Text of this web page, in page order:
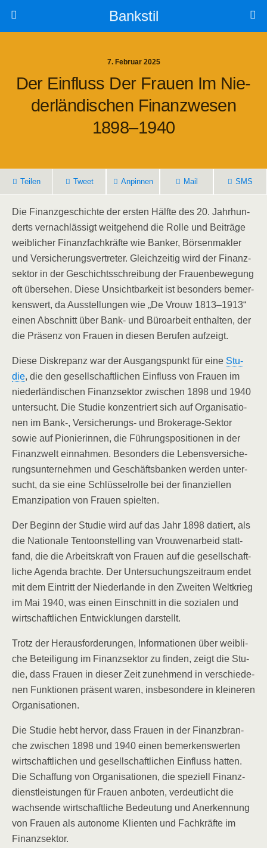
Bankstil
7. Februar 2025
Der Ein­fluss Der Frau­en Im Nie­
Der­län­di­schen Finanz­we­sen
1898–1940
Tei­len Tweet Anpin­nen Mail SMS
Die Finanz­ge­schich­te der ers­ten Hälf­te des 20. Jahr­hun­
derts ver­nach­läs­sigt weit­ge­hend die Rol­le und Bei­trä­ge
weib­li­cher Finanz­fach­kräf­te wie Ban­ker, Bör­sen­mak­ler
und Ver­si­che­rungs­ver­tre­ter. Gleich­zei­tig wird der Finanz­
sek­tor in der Geschichts­schrei­bung der Frau­en­be­we­gung
oft über­se­hen. Die­se Unsicht­bar­keit ist beson­ders bemer­
kens­wert, da Aus­stel­lun­gen wie „De Vrouw 1813–1913“
einen Abschnitt über Bank- und Büro­ar­beit ent­hal­ten, der
die Prä­senz von Frau­en in die­sen Beru­fen aufzeigt.
Die­se Dis­kre­panz war der Aus­gangs­punkt für eine Stu­
die, die den gesell­schaft­li­chen Ein­fluss von Frau­en im
nie­der­län­di­schen Finanz­sek­tor zwi­schen 1898 und 1940
unter­sucht. Die Stu­die kon­zen­triert sich auf Orga­ni­sa­tio­
nen im Bank‑, Ver­si­che­rungs- und Bro­kera­ge-Sek­tor
sowie auf Pio­nie­rin­nen, die Füh­rungs­po­si­tio­nen in der
Finanz­welt ein­nah­men. Beson­ders die Lebens­ver­si­che­
rungs­un­ter­neh­men und Geschäfts­ban­ken wer­den unter­
sucht, da sie eine Schlüs­sel­rol­le bei der finan­zi­el­len
Eman­zi­pa­ti­on von Frau­en spielten.
Der Beginn der Stu­die wird auf das Jahr 1898 datiert, als
die Natio­na­le Ten­toon­stel­ling van Vrou­wen­ar­beid statt­
fand, die die Arbeits­kraft von Frau­en auf die gesell­schaft­
li­che Agen­da brach­te. Der Unter­su­chungs­zeit­raum endet
mit dem Ein­tritt der Nie­der­lan­de in den Zwei­ten Welt­krieg
im Mai 1940, was einen Ein­schnitt in die sozia­len und
wirt­schaft­li­chen Ent­wick­lun­gen darstellt.
Trotz der Her­aus­for­de­run­gen, Infor­ma­tio­nen über weib­li­
che Betei­li­gung im Finanz­sek­tor zu fin­den, zeigt die Stu­
die, dass Frau­en in die­ser Zeit zuneh­mend in ver­schie­de­
nen Funk­tio­nen prä­sent waren, ins­be­son­de­re in klei­ne­ren
Organisationen.
Die Stu­die hebt her­vor, dass Frau­en in der Finanz­bran­
che zwi­schen 1898 und 1940 einen bemer­kens­wer­ten
wirt­schaft­li­chen und gesell­schaft­li­chen Ein­fluss hat­ten.
Die Schaf­fung von Orga­ni­sa­tio­nen, die spe­zi­ell Finanz­
dienst­leis­tun­gen für Frau­en anbo­ten, ver­deut­licht die
wach­sen­de wirt­schaft­li­che Bedeu­tung und Aner­ken­nung
von Frau­en als auto­no­me Kli­en­ten und Fach­kräf­te im
Finanzsektor.